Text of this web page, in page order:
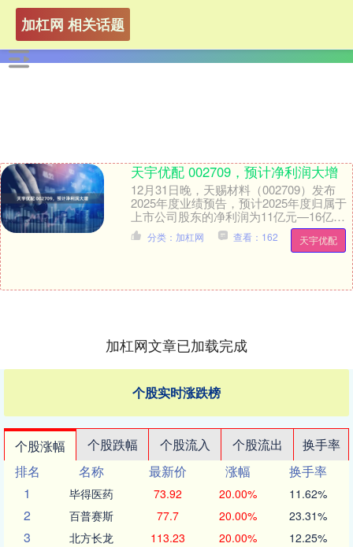
加杠网 相关话题
天宇优配 002709，预计净利润大增
12月31日晚，天赐材料（002709）发布
2025年度业绩预告，预计2025年度归属于
上市公司股东的净利润为11亿元—16亿元
天宇优配，比2024年同期增长1....
天宇优配
分类：加杠网 查看：162
加杠网文章已加载完成
个股实时涨跌榜
个股涨幅 个股跌幅 个股流入 个股流出
换手率
排名
名称 最新价 涨幅
换手率
1
毕得医药 73.92 20.00% 11.62%
2 百普赛斯 77.7 20.00% 23.31%
3 北方长龙 113.23 20.00% 12.25%